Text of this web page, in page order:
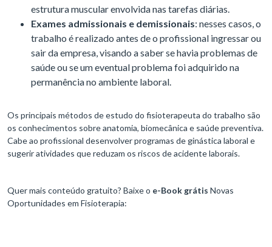
estrutura muscular envolvida nas tarefas diárias.
Exames admissionais e demissionais: nesses casos, o
trabalho é realizado antes de o profissional ingressar ou
sair da empresa, visando a saber se havia problemas de
saúde ou se um eventual problema foi adquirido na
permanência no ambiente laboral.
Os principais métodos de estudo do fisioterapeuta do trabalho são
os conhecimentos sobre anatomia, biomecânica e saúde preventiva.
Cabe ao profissional desenvolver programas de ginástica laboral e
sugerir atividades que reduzam os riscos de acidente laborais.
Quer mais conteúdo gratuito? Baixe o e-Book grátis Novas
Oportunidades em Fisioterapia: